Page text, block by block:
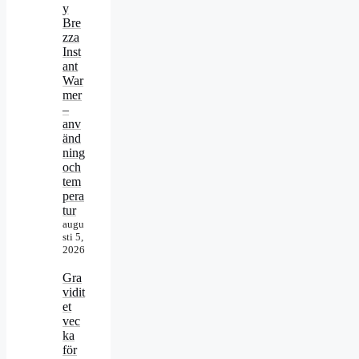
y
Bre
zza
Inst
ant
War
mer
–
anv
änd
ning
och
tem
pera
tur
augu
sti 5,
2026
Gra
vidit
et
vec
ka
för